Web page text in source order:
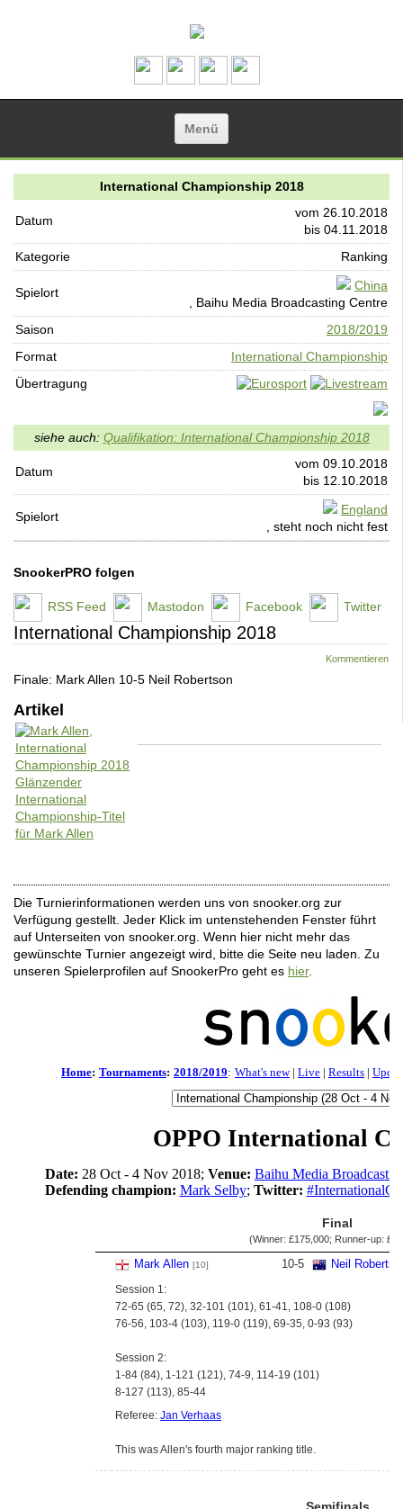
Menü
International Championship 2018
Datum
vom 26.10.2018
bis 04.11.2018
Kategorie
Ranking
Spielort
China
, Baihu Media Broadcasting Centre
Saison
2018/2019
Format
International Championship
Übertragung
siehe auch: Qualifikation: International Championship 2018
Datum
vom 09.10.2018
bis 12.10.2018
Spielort
England
, steht noch nicht fest
SnookerPRO folgen
RSS Feed Mastodon Facebook Twitter
International Championship 2018
Kommentieren
Finale: Mark Allen 10-5 Neil Robertson
Artikel
Glänzender
International
Championship-Titel
für Mark Allen
Die Turnierinformationen werden uns von snooker.org zur
Verfügung gestellt. Jeder Klick im untenstehenden Fenster führt
auf Unterseiten von snooker.org. Wenn hier nicht mehr das
gewünschte Turnier angezeigt wird, bitte die Seite neu laden. Zu
unseren Spielerprofilen auf SnookerPro geht es hier.